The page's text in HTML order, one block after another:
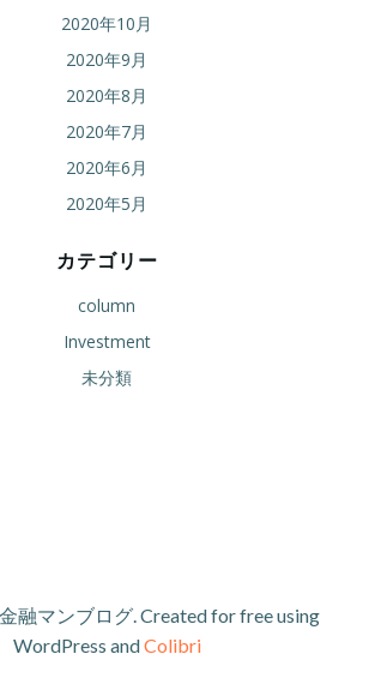
2020年10月
2020年9月
2020年8月
2020年7月
2020年6月
2020年5月
カテゴリー
column
Investment
未分類
融マンブログ. Created for free using
WordPress andColibri